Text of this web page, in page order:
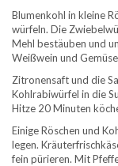
Blumenkohl in kleine
würfeln. Die
Mehl bestäuben und
Weißwein und
Zitronensaft und die
Kohlrabiwürfel in die
Hitze 20 Minuten
Einige Röschen und
legen.
fein pürieren. Mit